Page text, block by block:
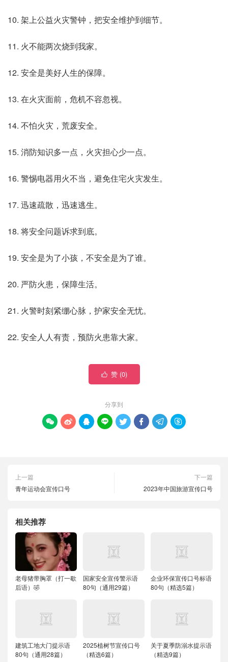
10. 架上公益火灾警钟，把安全维护到细节。
11. 火不能两次烧到我家。
12. 安全是美好人生的保障。
13. 在火灾面前，危机不容忽视。
14. 不怕火灾，荒废安全。
15. 消防知识多一点，火灾担心少一点。
16. 警惕电器用火不当，避免住宅火灾发生。
17. 迅速疏散，迅速逃生。
18. 将安全问题诉求到底。
19. 安全是为了小孩，不安全是为了谁。
20. 严防火患，保障生活。
21. 火警时刻紧绷心脉，护家安全无忧。
22. 安全人人有责，预防火患靠大家。
 赞 (0)
分享到
       
上一篇
青年运动会宣传口号
下一篇
2023年中国旅游宣传口号
相关推荐
老母猪带胸罩（打一歇
后语）🤣
国家安全宣传警示语
80句（通用29篇）
企业环保宣传口号标语
80句（精选5篇）
建筑工地大门提示语
80句（通用28篇）
2025植树节宣传口号
（精选6篇）
关于夏季防溺水提示语
（精选9篇）